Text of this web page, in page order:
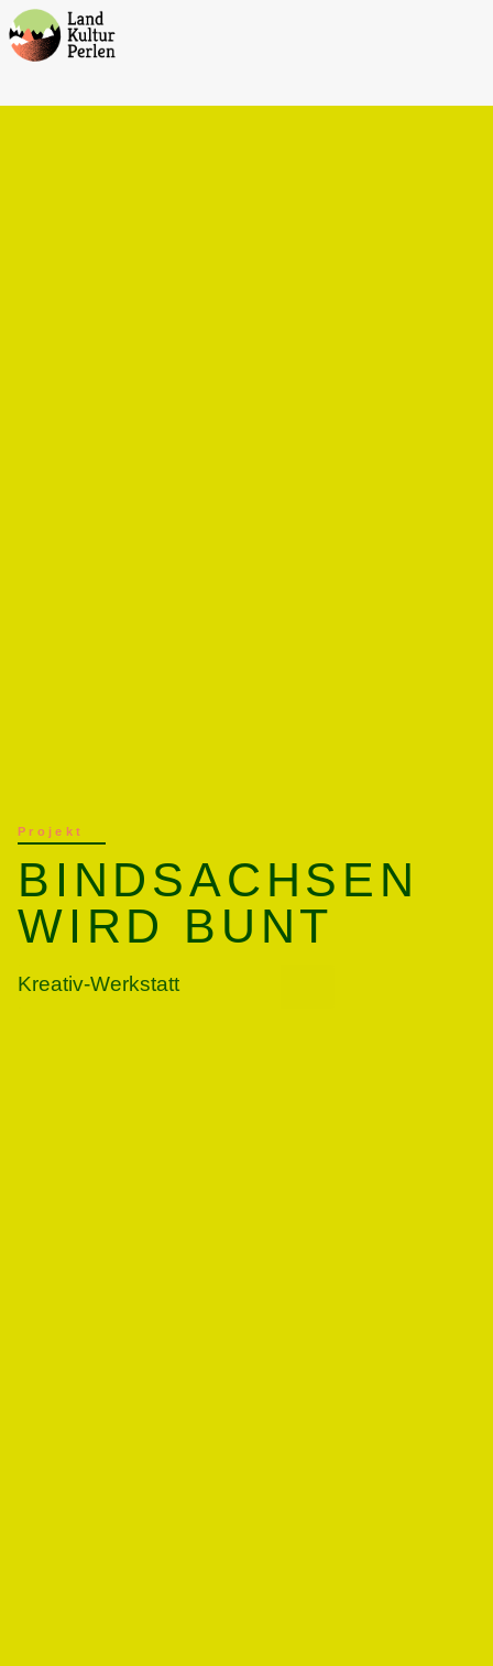
Projekt
BINDSACHSEN
WIRD BUNT
Kreativ-Werkstatt